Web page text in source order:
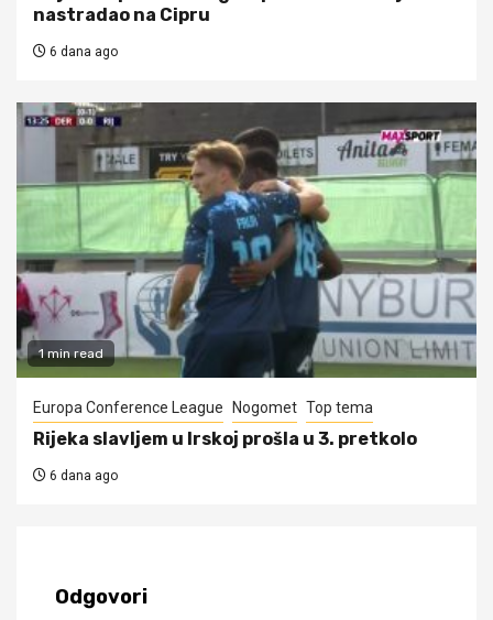
nastradao na Cipru
6 dana ago
1 min read
Europa Conference League Nogomet Top tema
Rijeka slavljem u Irskoj prošla u 3. pretkolo
6 dana ago
Odgovori